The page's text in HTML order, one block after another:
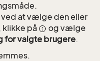
ved at vælge den eller
på
og vælge
for valgte brugere.